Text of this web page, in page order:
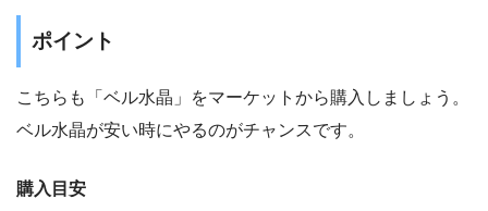
ポイント
こちらも「ベル水晶」をマーケットから購入しましょう。
ベル水晶が安い時にやるのがチャンスです。
購入目安